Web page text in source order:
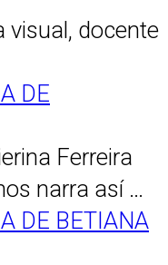
visual, docente
DE
Ferreira
narra así …
DE BETIANA